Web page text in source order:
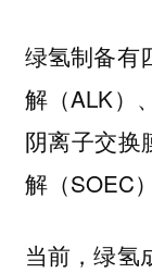
绿氢制备有
解（ALK）
阴离子交换
解（SOEC）
当前，绿氢